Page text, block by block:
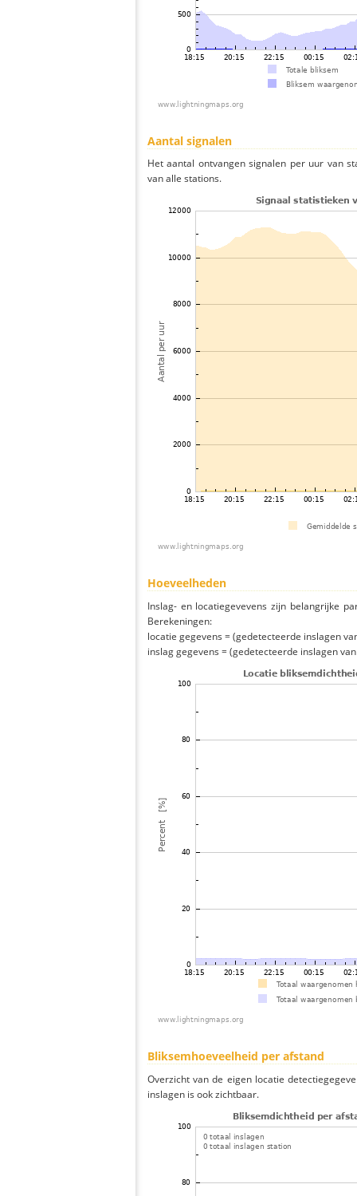
Aantal signalen
Het aantal ontvangen signalen per uur van
van alle stations.
Hoeveelheden
Inslag- en locatiegevevens zijn belangrijke
Berekeningen:
locatie gegevens = (gedetecteerde inslagen
inslag gegevens = (gedetecteerde inslagen
Bliksemhoeveelheid per afstand
Overzicht van de eigen locatie
inslagen is ook zichtbaar.